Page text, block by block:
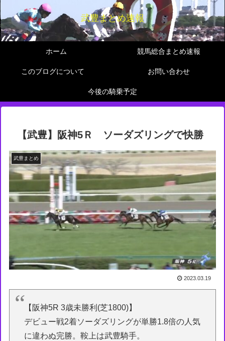
武豊まとめ速報
ホーム 競馬総合まとめ速報
このブログについて お問い合わせ
今後の騎乗予定
【武豊】阪神5Ｒ ソーダズリングで快勝
武豊まとめ
2023.03.19
【阪神5R 3歳未勝利(芝1800)】
デビュー戦2着ソーダズリングが単勝1.8倍の人気
に違わぬ完勝。鞍上は武豊騎手。